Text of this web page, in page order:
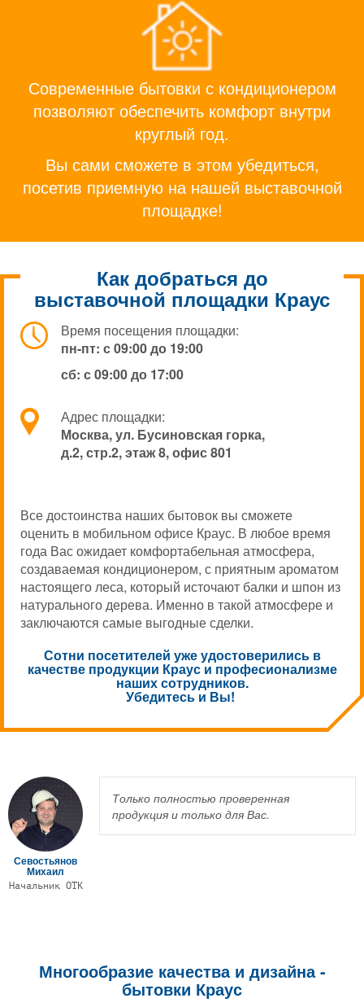
Современные бытовки с кондиционером
позволяют обеспечить комфорт внутри
круглый год.
Вы сами сможете в этом убедиться,
посетив приемную на нашей выставочной
площадке!
Как добраться до
выставочной площадки Краус
Время посещения площадки:
пн-пт: с 09:00 до 19:00
сб: с 09:00 до 17:00
Адрес площадки:
Москва, ул. Бусиновская горка,
д.2, стр.2, этаж 8, офис 801
Все достоинства наших бытовок вы сможете
оценить в мобильном офисе Краус. В любое время
года Вас ожидает комфортабельная атмосфера,
создаваемая кондиционером, с приятным ароматом
настоящего леса, который источают балки и шпон из
натурального дерева. Именно в такой атмосфере и
заключаются самые выгодные сделки.
Сотни посетителей уже удостоверились в
качестве продукции Краус и професионализме
наших сотрудников.
Убедитесь и Вы!
Севостьянов
Михаил
Начальник ОТК
Только полностью проверенная
продукция и только для Вас.
Многообразие качества и дизайна -
бытовки Краус